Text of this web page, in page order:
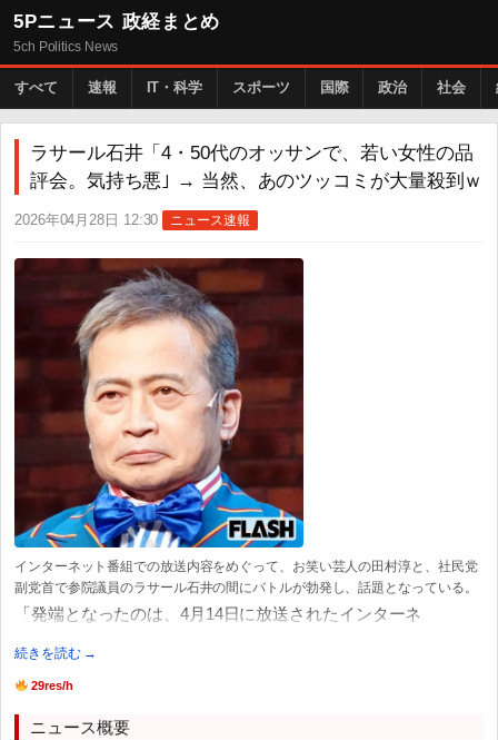
5Pニュース 政経まとめ
5ch Politics News
すべて 速報 IT・科学 スポーツ 国際 政治 社会
ラサール石井「4・50代のオッサンで、若い女性の品
評会。気持ち悪｣ → 当然、あのツッコミが大量殺到ｗ
2026年04月28日 12:30 ニュース速報
インターネット番組での放送内容をめぐって、お笑い芸人の田村淳と、社民党
副党首で参院議員のラサール石井の間にバトルが勃発し、話題となっている。
「発端となったのは、4月14日に放送されたインターネ
続きを読む →
29res/h
ニュース概要